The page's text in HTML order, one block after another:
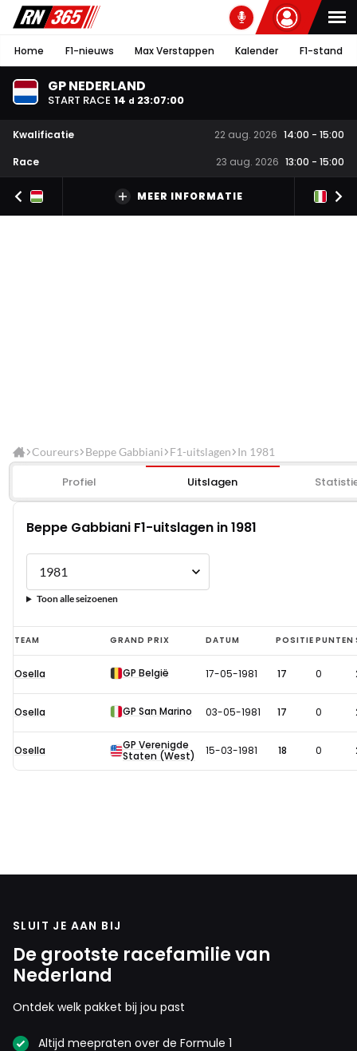
Home F1-nieuws Max Verstappen Kalender F1-stand
GP NEDERLAND
START RACE 14 d 23:07:00
Kwalificatie 22 aug. 2026 14:00 - 15:00
Race
23 aug. 2026 13:00 - 15:00
MEER INFORMATIE
Coureurs Beppe Gabbiani F1-uitslagen In 1981
Profiel Uitslagen
Beppe Gabbiani F1-uitslagen in 1981
Toon alle seizoenen
Beppe
Gabbiani
F1-
uitslagen
1981
TEAM GRAND PRIX DATUM POSITIE PUNTEN
Osella GP België 17-05-1981 17 0
Osella GP San Marino 03-05-1981 17 0
Osella
GP Verenigde
Staten (West)
15-03-1981 18 0
SLUIT JE AAN BIJ
De grootste racefamilie van
Nederland
Ontdek welk pakket bij jou past
Altijd meepraten over de Formule 1